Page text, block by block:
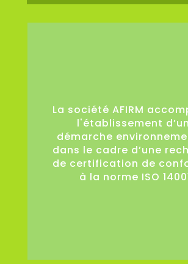
La société AFIRM
l'établissement
démarche
dans le cadre d’une
de certification de
à la norme ISO